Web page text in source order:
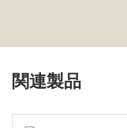
関連製品